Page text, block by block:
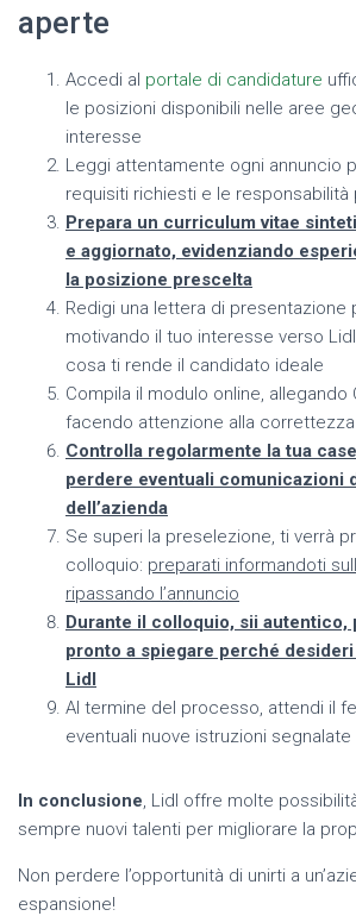
aperte
Accedi al portale di candidature
le posizioni disponibili nelle aree
interesse
Leggi attentamente ogni annuncio
requisiti richiesti e le responsabilità
Prepara un curriculum vitae
e aggiornato, evidenziando
la posizione prescelta
Redigi una lettera di presentazione
motivando il tuo interesse verso
cosa ti rende il candidato ideale
Compila il modulo online, allegando
facendo attenzione alla
Controlla regolarmente la tua
perdere eventuali comunicazioni
dell’azienda
Se superi la preselezione, ti verrà
colloquio: preparati informandoti
ripassando l’annuncio
Durante il colloquio, sii autentico,
pronto a spiegare perché
Lidl
Al termine del processo, attendi il
eventuali nuove istruzioni
In conclusione, Lidl offre molte
sempre nuovi talenti per migliorare la
Non perdere l’opportunità di unirti a
espansione!